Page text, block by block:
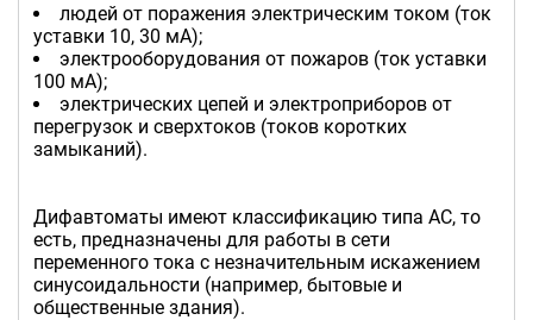
людей от поражения электрическим током (ток
уставки 10, 30 мА);
электрооборудования от пожаров (ток уставки
100 мА);
электрических цепей и электроприборов от
перегрузок и сверхтоков (токов коротких
замыканий).
Дифавтоматы имеют классификацию типа AC, то
есть, предназначены для работы в сети
переменного тока с незначительным искажением
синусоидальности (например, бытовые и
общественные здания).